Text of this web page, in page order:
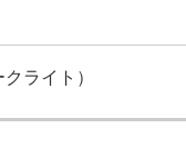
クライト）